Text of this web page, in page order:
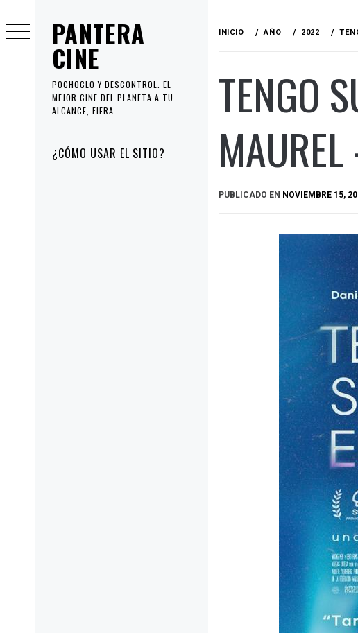
PANTERA
CINE
POCHOCLO Y DESCONTROL. EL
MEJOR CINE DEL PLANETA A TU
ALCANCE, FIERA.
principal
¿CÓMO USAR EL SITIO?
al
contenido
INICIO AÑO 2022
TENGO
PUBLICADO EN NOVIEMBRE 15,